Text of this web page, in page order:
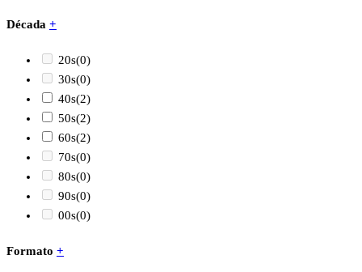
Década +
20s(0)
30s(0)
40s(2)
50s(2)
60s(2)
70s(0)
80s(0)
90s(0)
00s(0)
Formato +